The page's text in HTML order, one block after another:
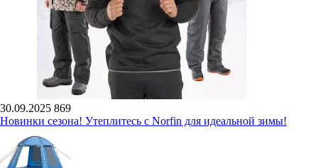
30.09.2025 869
Новинки сезона! Утеплитесь с Norfin для идеальной зимы!